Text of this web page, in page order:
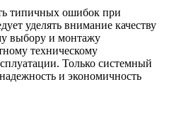
типичных ошибок при
уделять внимание качеству
выбору и монтажу
техническому
Только системный
и экономичность